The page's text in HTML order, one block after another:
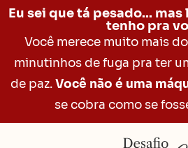
Eu sei que tá pesado...
tenho pra
Você merece muito mais
minutinhos de fuga pra ter
de paz.Você não é uma
se cobra como se